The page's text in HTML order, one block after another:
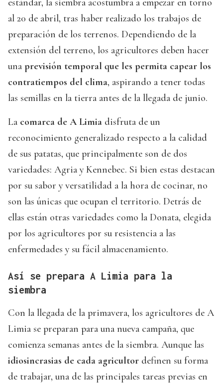
estándar, la siembra acostumbra a empezar en torno
al 20 de abril, tras haber realizado los trabajos de
preparación de los terrenos. Dependiendo de la
extensión del terreno, los agricultores deben hacer
una previsión temporal que les permita capear los
contratiempos del clima, aspirando a tener todas
las semillas en la tierra antes de la llegada de junio.
La comarca de A Limia disfruta de un
reconocimiento generalizado respecto a la calidad
de sus patatas, que principalmente son de dos
variedades: Agria y Kennebec. Si bien estas destacan
por su sabor y versatilidad a la hora de cocinar, no
son las únicas que ocupan el territorio. Detrás de
ellas están otras variedades como la Donata, elegida
por los agricultores por su resistencia a las
enfermedades y su fácil almacenamiento.
Así se prepara A Limia para la
siembra
Con la llegada de la primavera, los agricultores de A
Limia se preparan para una nueva campaña, que
comienza semanas antes de la siembra. Aunque las
idiosincrasias de cada agricultor definen su forma
de trabajar, una de las principales tareas previas en